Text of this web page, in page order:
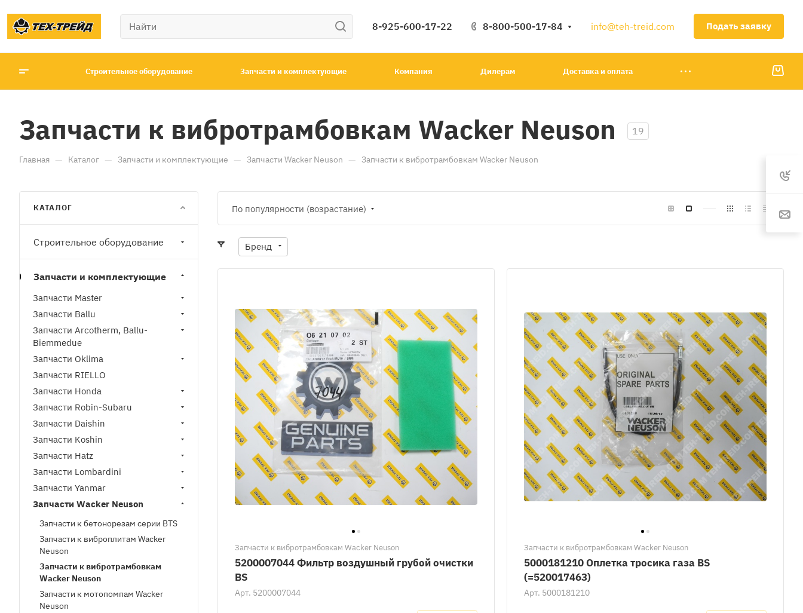
8-925-600-17-22 8-800-500-17-84 info@teh-treid.com Подать заявку
Строительное оборудование Запчасти и комплектующие Компания Дилерам Доставка и оплата
Запчасти к вибротрамбовкам Wacker Neuson 19
Главная — Каталог — Запчасти и комплектующие — Запчасти Wacker Neuson — Запчасти к вибротрамбовкам Wacker Neuson
По популярности (возрастание)
Бренд
Запчасти к вибротрамбовкам Wacker Neuson
5200007044 Фильтр воздушный грубой очистки
BS
Арт. 5200007044
Запчасти к вибротрамбовкам Wacker Neuson
5000181210 Оплетка тросика газа BS
(=520017463)
Арт. 5000181210
КАТАЛОГ
Строительное оборудование
Запчасти и комплектующие
Запчасти Master
Запчасти Ballu
Запчасти Arcotherm, Ballu-
Biemmedue
Запчасти Oklima
Запчасти RIELLO
Запчасти Honda
Запчасти Robin-Subaru
Запчасти Daishin
Запчасти Koshin
Запчасти Hatz
Запчасти Lombardini
Запчасти Yanmar
Запчасти Wacker Neuson
Запчасти к бетонорезам серии BTS
Запчасти к виброплитам Wacker
Neuson
Запчасти к вибротрамбовкам
Wacker Neuson
Запчасти к мотопомпам Wacker
Neuson